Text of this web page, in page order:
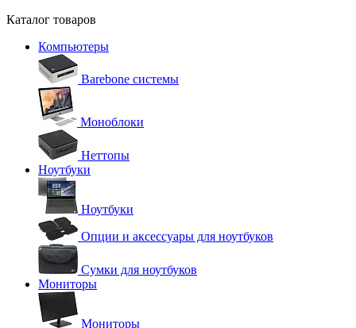
Каталог товаров
Компьютеры
Barebone системы
Моноблоки
Неттопы
Ноутбуки
Ноутбуки
Опции и аксессуары для ноутбуков
Сумки для ноутбуков
Мониторы
Мониторы